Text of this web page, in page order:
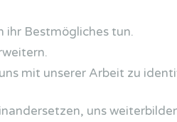
ihr Bestmögliches tun.
mit unserer Arbeit zu
uns